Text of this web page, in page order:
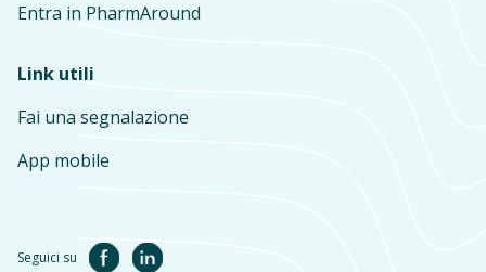
Entra in PharmAround
Link utili
Fai una segnalazione
App mobile
Seguici su